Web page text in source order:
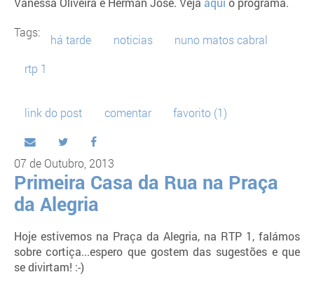
Vanessa Oliveira e Herman José. Veja aqui o programa.
Tags:
há tarde noticias nuno matos cabral
rtp 1
link do post comentar favorito (1)
07 de Outubro, 2013
Primeira Casa da Rua na Praça
da Alegria
Hoje estivemos na Praça da Alegria, na RTP 1, falámos
sobre cortiça...espero que gostem das sugestões e que
se divirtam! :-)